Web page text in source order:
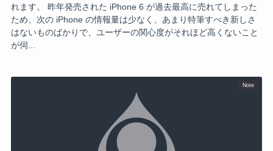
れます。 昨年発売された iPhone 6 が過去最高に売れてしまった
ため、次の iPhone の情報量は少なく、あまり特筆すべき新しさ
はないものばかりで、ユーザーの関心度がそれほど高くないこと
が伺...
Note